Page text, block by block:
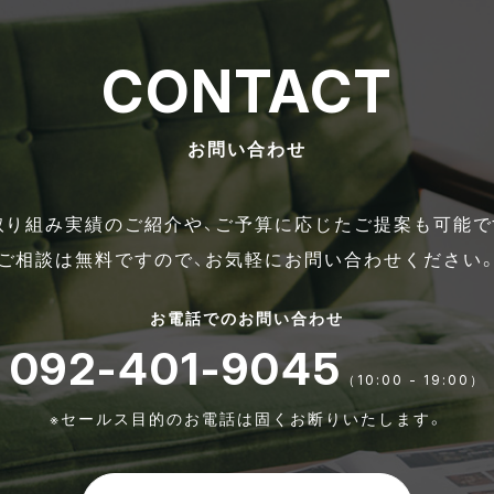
CONTACT
お問い合わせ
組み実績のご紹介や、ご予算に応じたご提案も可能
相談は無料ですので、お気軽にお問い合わせください
お電話でのお問い合わせ
092-401-9045 （10:00 - 19:00）
※セールス目的のお電話は固くお断りいたします。